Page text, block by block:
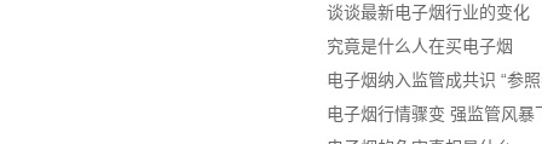
谈谈最新电子烟行业的变化
究竟是什么人在买电子烟
电子烟纳入监管成共识 “参
电子烟行情骤变 强监管风